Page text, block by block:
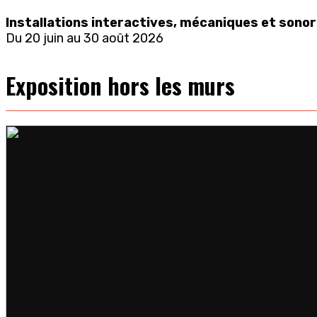
Installations interactives, mécaniques et
Du 20 juin au 30 août 2026
Exposition hors les murs